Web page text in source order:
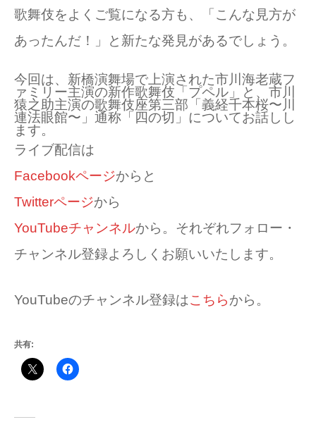
歌舞伎をよくご覧になる方も、「こんな見方が
あったんだ！」と新たな発見があるでしょう。
今回は、新橋演舞場で上演された市川海老蔵フ
ァミリー主演の新作歌舞伎「プペル」と、市川
猿之助主演の歌舞伎座第三部「義経千本桜〜川
連法眼館〜」通称「四の切」についてお話しし
ます。
ライブ配信は
Facebookページからと
Twitterページから
YouTubeチャンネルから。それぞれフォロー・
チャンネル登録よろしくお願いいたします。
YouTubeのチャンネル登録はこちらから。
共有: